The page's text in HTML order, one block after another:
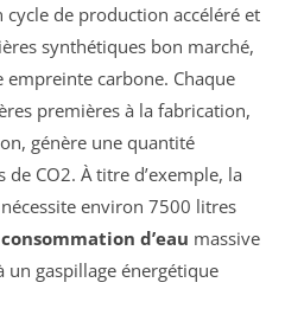
de production accéléré et
synthétiques bon marché,
empreinte carbone. Chaque
premières à la fabrication,
génère une quantité
CO2. À titre d’exemple, la
environ 7500 litres
consommation d’eau massive
un gaspillage énergétique